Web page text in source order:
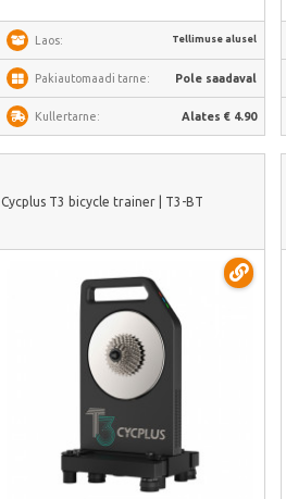
Laos: Tellimuse alusel
Pakiautomaadi tarne: Pole saadaval
Kullertarne: Alates € 4.90
Cycplus T3 bicycle trainer | T3-BT